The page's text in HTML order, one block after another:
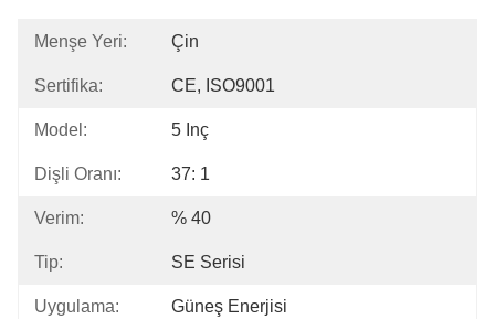
Menşe Yeri: Çin
Sertifika: CE, ISO9001
Model: 5 Inç
Dişli Oranı: 37: 1
Verim: % 40
Tip: SE Serisi
Uygulama: Güneş Enerjisi